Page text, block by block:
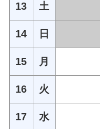
13 土
14 日
15 月
16 火
17 水